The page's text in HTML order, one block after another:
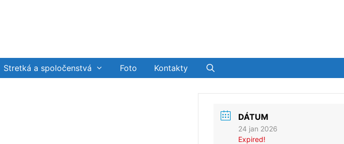
Stretká a spoločenstvá Foto Kontakty
DÁTUM
24 jan 2026
Expired!